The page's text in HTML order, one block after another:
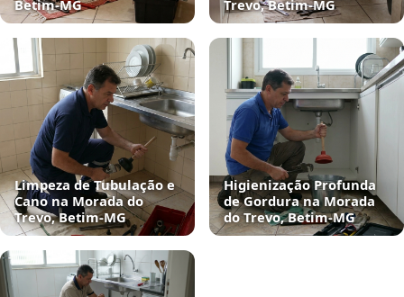
Betim‑MG
Trevo, Betim‑MG
Limpeza de Tubulação e
Cano na Morada do
Trevo, Betim‑MG
Higienização Profunda
de Gordura na Morada
do Trevo, Betim‑MG